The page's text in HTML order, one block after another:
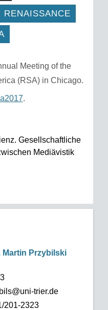
RENAISSANCE
Meeting of the
(RSA) in Chicago.
.
Gesellschaftliche
Mediävistik
Martin Przybilski
trier.de
201-2323